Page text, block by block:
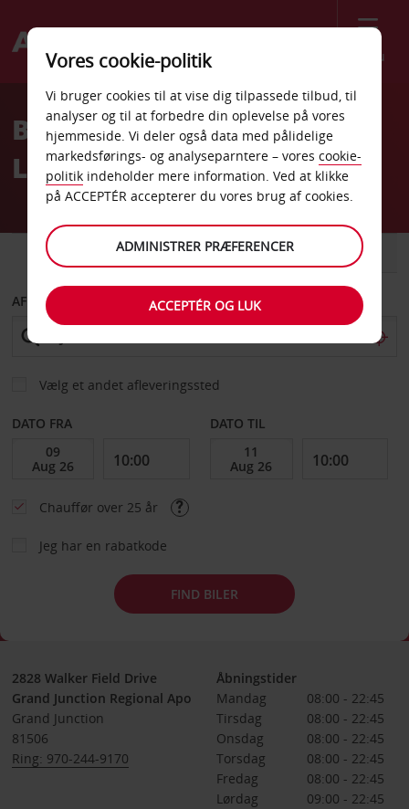
Menu
Welcome
AvisBilleje Grand Junction
Lufthavn
VAREVOGN
AFHENT FRA
Vælg et andet afleveringssted
DATO FRA DATO TIL
Chauffør over 25 år
Jeg har en rabatkode
FIND BILER
2828 Walker Field Drive
Grand Junction Regional Apo
Grand Junction
81506
Ring: 970-244-9170
Åbningstider
Mandag
08:00 - 22:45
Tirsdag
08:00 - 22:45
Onsdag
08:00 - 22:45
Torsdag
08:00 - 22:45
Fredag
08:00 - 22:45
Lørdag
09:00 - 22:45
Vores cookie-politik
Vi bruger cookies til at vise dig tilpassede tilbud, til
analyser og til at forbedre din oplevelse på vores
hjemmeside. Vi deler også data med pålidelige
markedsførings- og analyseparntere – vores cookie-
politik indeholder mere information. Ved at klikke
på ACCEPTÉR accepterer du vores brug af cookies.
ADMINISTRER PRÆFERENCER
ACCEPTÉR OG LUK